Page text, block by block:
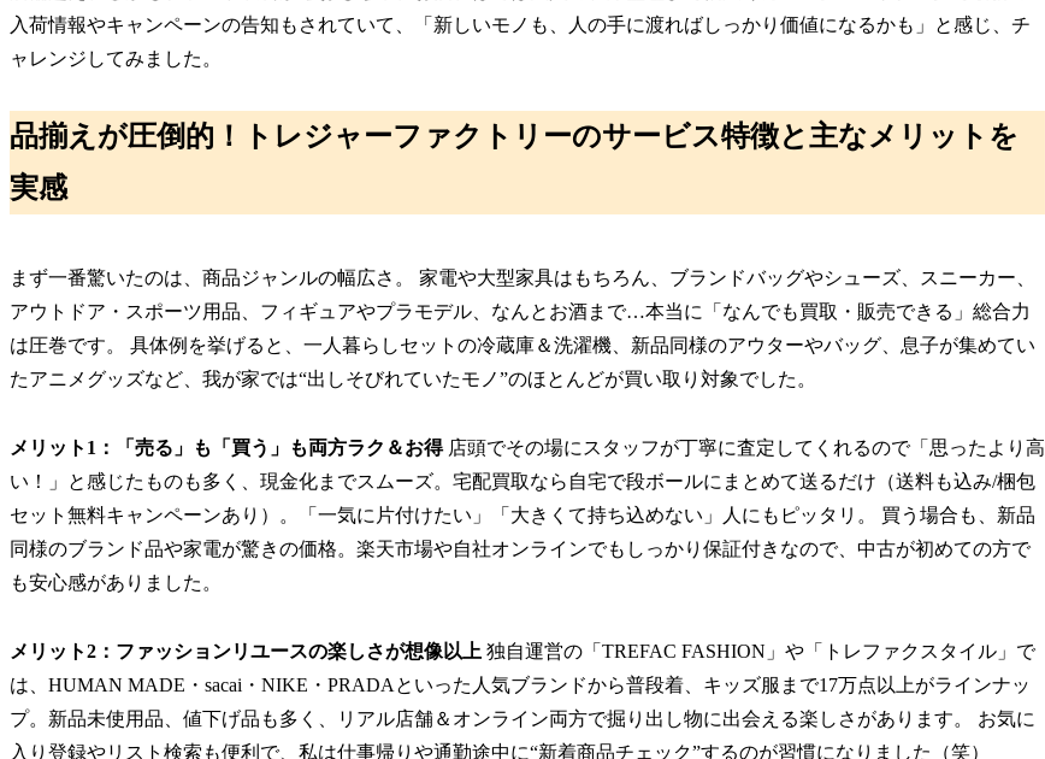
入荷情報やキャンペーンの告知もされていて、「新しいモノも、人の手に渡ればしっかり価値になるかも」と感じ、チ
ャレンジしてみました。
品揃えが圧倒的！トレジャーファクトリーのサービス特徴と主なメリットを
実感
まず一番驚いたのは、商品ジャンルの幅広さ。 家電や大型家具はもちろん、ブランドバッグやシューズ、スニーカー、
アウトドア・スポーツ用品、フィギュアやプラモデル、なんとお酒まで…本当に「なんでも買取・販売できる」総合力
は圧巻です。 具体例を挙げると、一人暮らしセットの冷蔵庫＆洗濯機、新品同様のアウターやバッグ、息子が集めてい
たアニメグッズなど、我が家では“出しそびれていたモノ”のほとんどが買い取り対象でした。
メリット1：「売る」も「買う」も両方ラク＆お得店頭でその場にスタッフが丁寧に査定してくれるので「思ったより高
い！」と感じたものも多く、現金化までスムーズ。宅配買取なら自宅で段ボールにまとめて送るだけ（送料も込み/梱包
セット無料キャンペーンあり）。「一気に片付けたい」「大きくて持ち込めない」人にもピッタリ。 買う場合も、新品
同様のブランド品や家電が驚きの価格。楽天市場や自社オンラインでもしっかり保証付きなので、中古が初めての方で
も安心感がありました。
メリット2：ファッションリユースの楽しさが想像以上 独自運営の「TREFAC FASHION」や「トレファクスタイル」で
は、HUMAN MADE・sacai・NIKE・PRADAといった人気ブランドから普段着、キッズ服まで17万点以上がラインナッ
プ。新品未使用品、値下げ品も多く、リアル店舗＆オンライン両方で掘り出し物に出会える楽しさがあります。 お気に
入り登録やリスト検索も便利で、私は仕事帰りや通勤途中に“新着商品チェック”するのが習慣になりました（笑）